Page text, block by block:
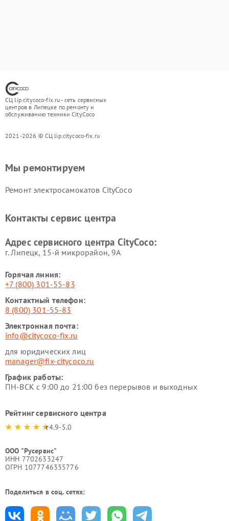
СЦ lip.citycoco-fix.ru - сеть сервисных
центров в Липецке по ремонту и
обслуживанию техники CityCoco
2021-2026 © СЦ lip.citycoco-fix.ru
Мы ремонтируем
Ремонт электросамокатов CityCoco
Контакты сервис центра
Адрес сервисного центра CityCoco:
г. Липецк, 15-й микрорайон, 9А
Горячая линия:
+7 (800) 301-55-83
Контактный телефон:
8 (800) 301-55-83
Электронная почта:
info@citycoco-fix.ru
для юридических лиц
manager@fix-citycoco.ru
График работы:
ПН-ВСК с 9:00 до 21:00 без перерывов и выходных
Рейтинг сервисного центра
4.9-5.0
ООО "Русервис"
ИНН 7702633247
ОГРН 1077746335776
Поделиться в соц. сетях: